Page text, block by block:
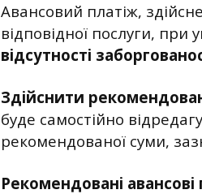
Авансовий платіж,
відповідної послуги, при
відсутності
Здійснити
буде самостійно
рекомендованої суми,
Рекомендовані